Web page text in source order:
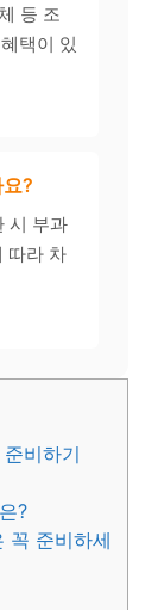
등 조
택이 있
?
시 부과
따라 차
비하기
?
꼭 준비하세